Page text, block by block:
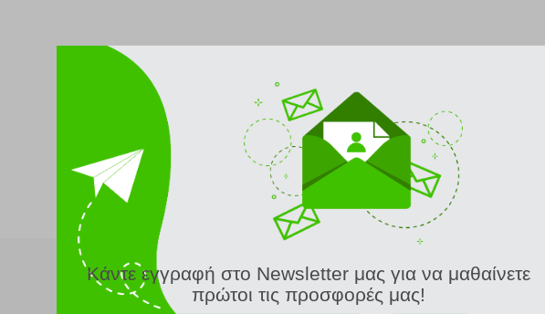
Κάντε εγγραφή στο Newsletter μας για να μαθαίνετε
πρώτοι τις προσφορές μας!